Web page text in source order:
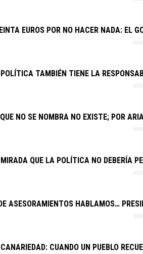
AÑO DE CONFLICTO
EL DRENAJE DE LA CARRETERA
A UNA VENTANILLA ÚNICA PARA
CALLES DE LOS COCOTEROS
FESTEJAN EL DÍA DEL ABUELO
EL PRIMER EQUIPO
EUROS POR NO HACER NADA: EL
TAMBIÉN TIENE LA
NO SE NOMBRA NO EXISTE; POR
QUE LA POLÍTICA NO DEBERÍA
ASESORAMIENTOS HABLAMOS…
CUANDO UN PUEBLO